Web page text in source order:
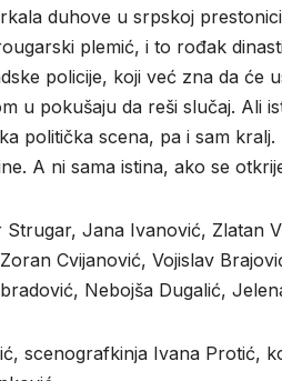
duhove u srpskoj
plemić, i to rođak
policije, koji već zna da će
u pokušaju da reši slučaj. Ali
politička scena, pa i sam
A ni sama istina, ako se
Jana Ivanović, Zlatan
Cvijanović, Vojislav
Nebojša Dugalić,
scenografkinja Ivana Protić,